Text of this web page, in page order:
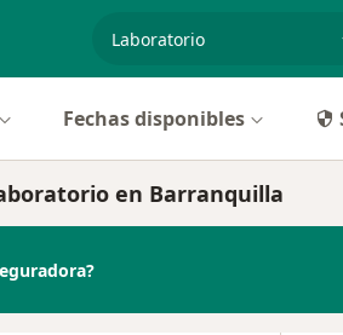
Fechas disponibles
en Barranquilla